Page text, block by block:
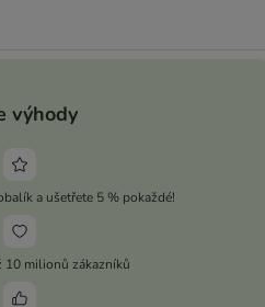
výhody
a ušetřete 5 % pokaždé!
10 milionů zákazníků